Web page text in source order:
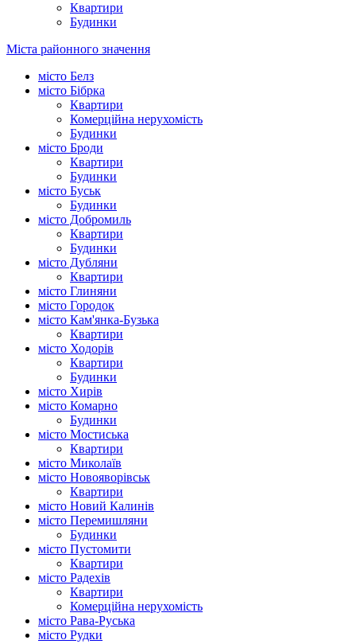
Квартири
Будинки
Міста районного значення
місто Белз
місто Бібрка
Квартири
Комерційна нерухомість
Будинки
місто Броди
Квартири
Будинки
місто Буськ
Будинки
місто Добромиль
Квартири
Будинки
місто Дубляни
Квартири
місто Глиняни
місто Городок
місто Кам'янка-Бузька
Квартири
місто Ходорів
Квартири
Будинки
місто Хирів
місто Комарно
Будинки
місто Мостиська
Квартири
місто Миколаїв
місто Новояворівськ
Квартири
місто Новий Калинів
місто Перемишляни
Будинки
місто Пустомити
Квартири
місто Радехів
Квартири
Комерційна нерухомість
місто Рава-Руська
місто Рудки